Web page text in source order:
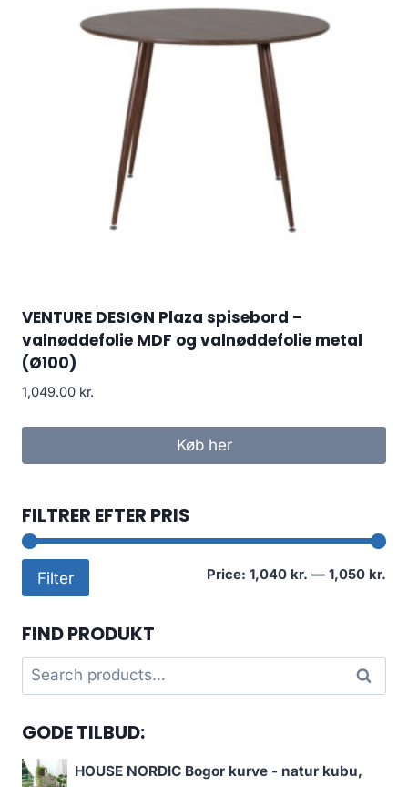
VENTURE DESIGN Plaza spisebord –
valnøddefolie MDF og valnøddefolie metal
(Ø100)
1,049.00 kr.
Køb her
FILTRER EFTER PRIS
Filter Price: 1,040 kr. — 1,050 kr.
FIND PRODUKT
Search
for:
Search
GODE TILBUD:
HOUSE NORDIC Bogor kurve - natur kubu,